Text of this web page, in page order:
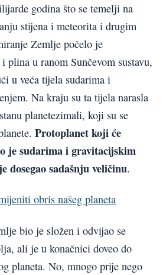
godina što se temelji na
stijena i meteorita i drugim
Zemlje počelo je
plina u ranom Sunčevom sustavu,
u veća tijela sudarima i
Na kraju su ta tijela narasla
planetezimali, koji su se
Protoplanet koji će
je sudarima i gravitacijskim
dosegao sadašnju veličinu.
obris našeg planeta
bio je složen i odvijao se
ali je u konačnici doveo do
planeta. No, mnogo prije nego